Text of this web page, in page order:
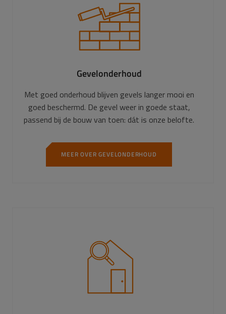
Gevelonderhoud
Met goed onderhoud blijven gevels langer mooi en
goed beschermd. De gevel weer in goede staat,
passend bij de bouw van toen: dát is onze belofte.
MEER OVER GEVELONDERHOUD